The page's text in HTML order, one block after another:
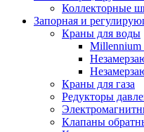
Коллекторные
Запорная и
Краны для воды
Millennium
Краны для газа
Редукторы
Клапаны